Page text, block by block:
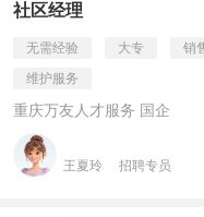
社区经理
无需经验 大专 销
维护服务
重庆万友人才服务 国企
王夏玲 招聘专员